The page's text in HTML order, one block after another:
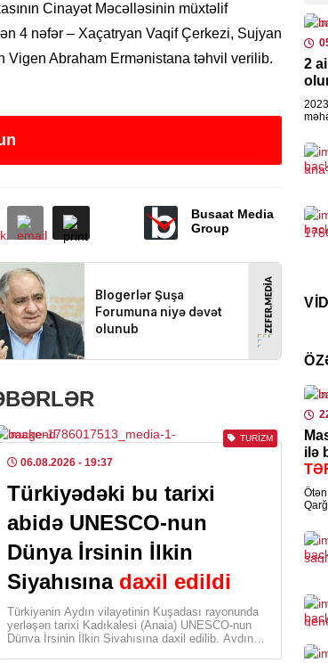
Cinayət Məcəlləsinin müxtəlif
4 nəfər – Xaçatryan Vaqif Çerkezi, Sujyan
Abraham Ermənistana təhvil verilib.
Busaat Media
Group
TURIZM
06.08.2026- 19:37
Türkiyədəki bu tarixi
abidə UNESCO-nun
Dünya İrsinin İlkin
Siyahısına daxil edildi
Türkiyənin Aydın vilayətinin Kuşadası rayonunda
yerləşən tarixi Kadıkalesi (Anaia) UNESCO-nun
Dünya İrsinin İlkin Siyahısına daxil edilib. Aydın
ELM
2
ilə